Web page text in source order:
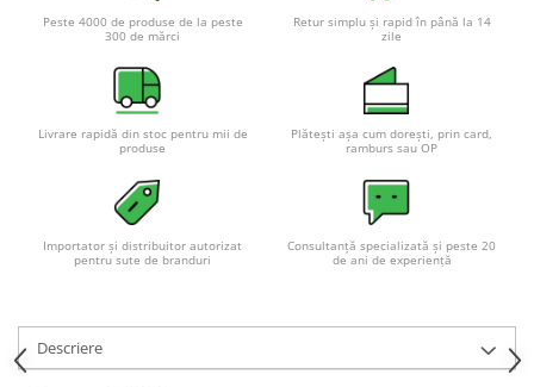
Peste 4000 de produse de la peste
300 de mărci
Retur simplu și rapid în până la 14
zile
Livrare rapidă din stoc pentru mii de
produse
Plătești așa cum dorești, prin card,
ramburs sau OP
Importator și distribuitor autorizat
pentru sute de branduri
Consultanță specializată și peste 20
de ani de experiență
Descriere